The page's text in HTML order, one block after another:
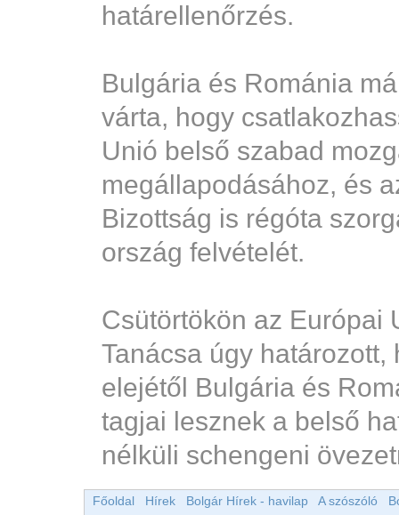
határellenőrzés.
Bulgária és Románia
várta, hogy
Unió belső szabad
megállapodásához, és
Bizottság is régóta
ország felvételét.
Csütörtökön az Európai
Tanácsa úgy határozott,
elejétől Bulgária és
tagjai lesznek a belső
nélküli schengeni
Főoldal Hírek Bolgár Hírek - havilap A szószóló